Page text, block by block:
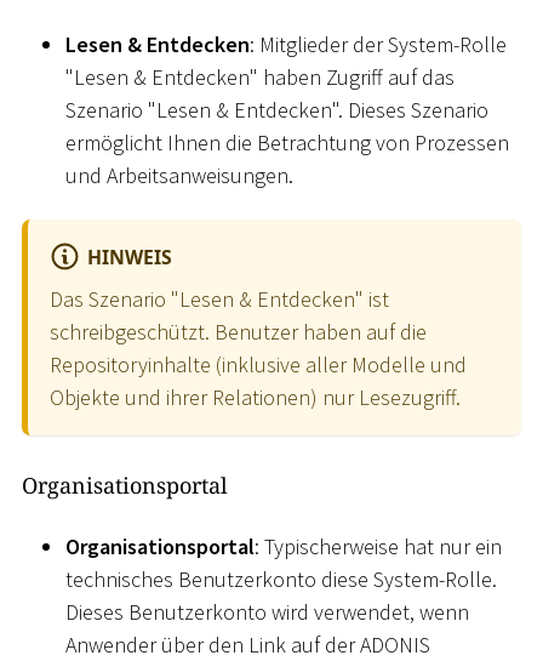
Lesen & Entdecken: Mitglieder der System-Rolle
"Lesen & Entdecken" haben Zugriff auf das
Szenario "Lesen & Entdecken". Dieses Szenario
ermöglicht Ihnen die Betrachtung von Prozessen
und Arbeitsanweisungen.
HINWEIS
Das Szenario "Lesen & Entdecken" ist
schreibgeschützt. Benutzer haben auf die
Repositoryinhalte (inklusive aller Modelle und
Objekte und ihrer Relationen) nur Lesezugriff.
Organisationsportal
Organisationsportal: Typischerweise hat nur ein
technisches Benutzerkonto diese System-Rolle.
Dieses Benutzerkonto wird verwendet, wenn
Anwender über den Link auf der ADONIS